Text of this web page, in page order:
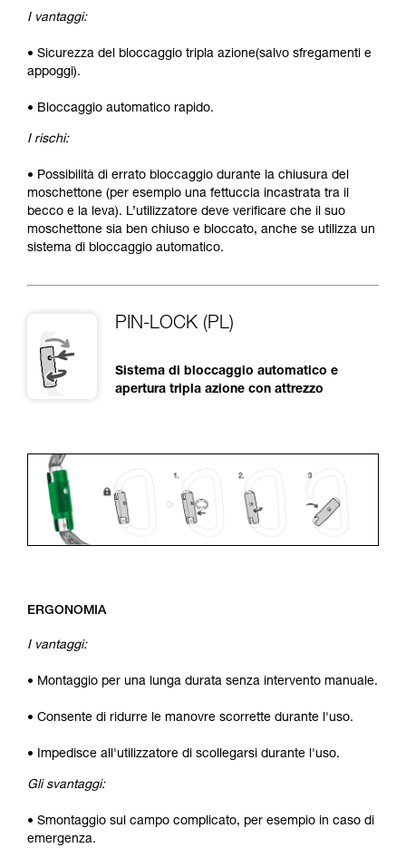
I vantaggi:
• Sicurezza del bloccaggio tripla azione(salvo sfregamenti e
appoggi).
• Bloccaggio automatico rapido.
I rischi:
• Possibilità di errato bloccaggio durante la chiusura del
moschettone (per esempio una fettuccia incastrata tra il
becco e la leva). L’utilizzatore deve verificare che il suo
moschettone sia ben chiuso e bloccato, anche se utilizza un
sistema di bloccaggio automatico.
PIN-LOCK (PL)
Sistema di bloccaggio automatico e
apertura tripla azione con attrezzo
ERGONOMIA
I vantaggi:
• Montaggio per una lunga durata senza intervento manuale.
• Consente di ridurre le manovre scorrette durante l'uso.
• Impedisce all'utilizzatore di scollegarsi durante l'uso.
Gli svantaggi:
• Smontaggio sul campo complicato, per esempio in caso di
emergenza.